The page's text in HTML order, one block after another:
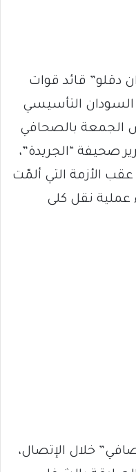
دقلو” قائد قوات
السودان التأسيسي
الجمعة بالصحافي
صحيفة “الجريدة”،
الأزمة التي ألمّت
عملية نقل كلى
خلال الإتصال،